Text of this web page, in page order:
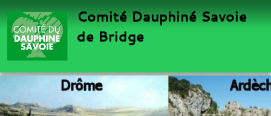
Comité Dauphiné Savoie
de Bridge
Panneau de gestion des cookies